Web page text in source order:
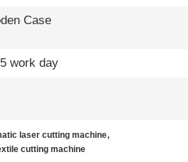
Case
work day
laser cutting machine,
cutting machine